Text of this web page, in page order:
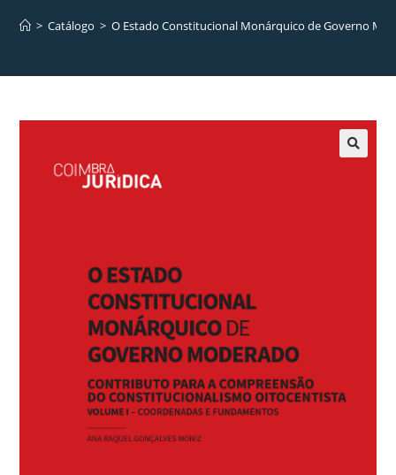
> Catálogo > O Estado Constitucional Monárquico de Governo